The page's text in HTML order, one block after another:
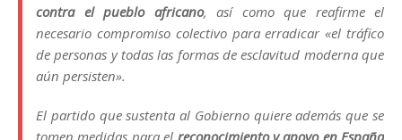
contra el pueblo africano, así como que reafirme el
necesario compromiso colectivo para erradicar «el tráfico
de personas y todas las formas de esclavitud moderna que
aún persisten».
El partido que sustenta al Gobierno quiere además que se
tomen medidas para el reconocimiento y apoyo en España